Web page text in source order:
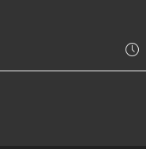
投